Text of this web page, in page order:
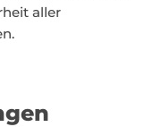
aller